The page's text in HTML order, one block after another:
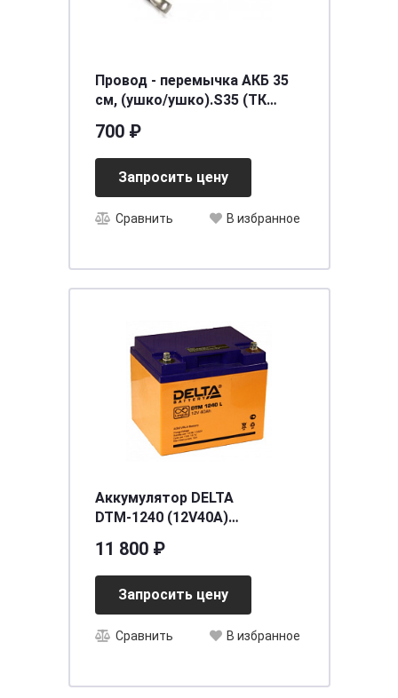
Провод - перемычка АКБ 35
см, (ушко/ушко).S35 (ТК
700 ₽
Запросить цену
Сравнить В избранное
Аккумулятор DELTA
DTМ-1240 (12V40A)
11 800 ₽
Запросить цену
Сравнить В избранное